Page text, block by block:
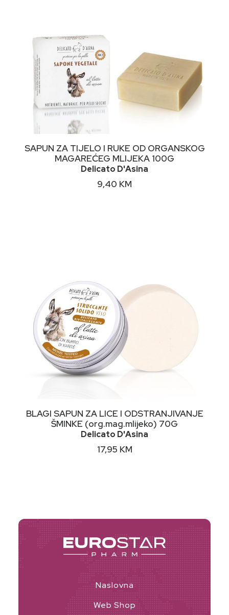
DODAJ U KORPU
SAPUN ZA TIJELO I RUKE OD ORGANSKOG
MAGAREĆEG MLIJEKA 100G
Delicato D'Asina
9,40 KM
DODAJ U KORPU
BLAGI SAPUN ZA LICE I ODSTRANJIVANJE
ŠMINKE (org.mag.mlijeko) 70G
Delicato D'Asina
17,95 KM
Naslovna
Web Shop